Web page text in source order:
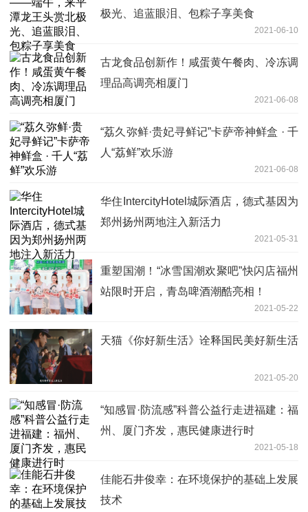
极光、追蓝眼泪、包粽子享美食
2021-06-10
古龙食品创新作！咸蛋黄午餐肉、冷冻调
理品高调亮相厦门
2021-06-08
“荔久弥鲜·贵妃寻鲜记”卡萨帝神鲜盒 · 千
人“荔鲜”欢乐游
2021-06-08
华住IntercityHotel城际酒店，德式基因为
郑州扬州两地注入新活力
2021-05-31
重塑国潮！“冰雪国潮欢聚吧”快闪店福州
站限时开启，青岛啤酒潮酷亮相！
2021-05-22
天猫《你好新生活》诠释国民美好新生活
2021-05-20
“知感冒·防流感”科普公益行走进福建：福
州、厦门齐发，惠民健康进行时
2021-05-18
佳能石井俊幸：在环境保护的基础上发展
技术